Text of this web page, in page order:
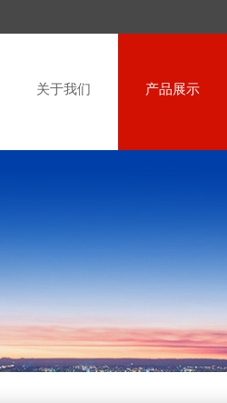
关于我们 产品展示